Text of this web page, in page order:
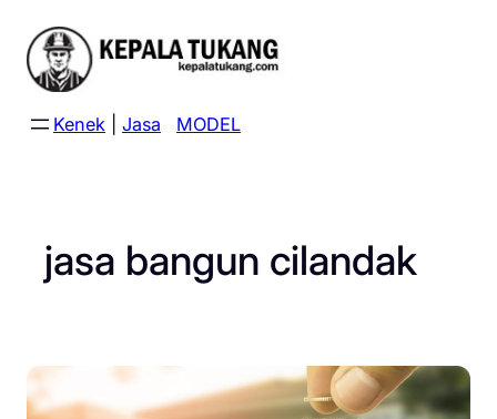
content
Kenek Jasa MODEL
jasa bangun cilandak